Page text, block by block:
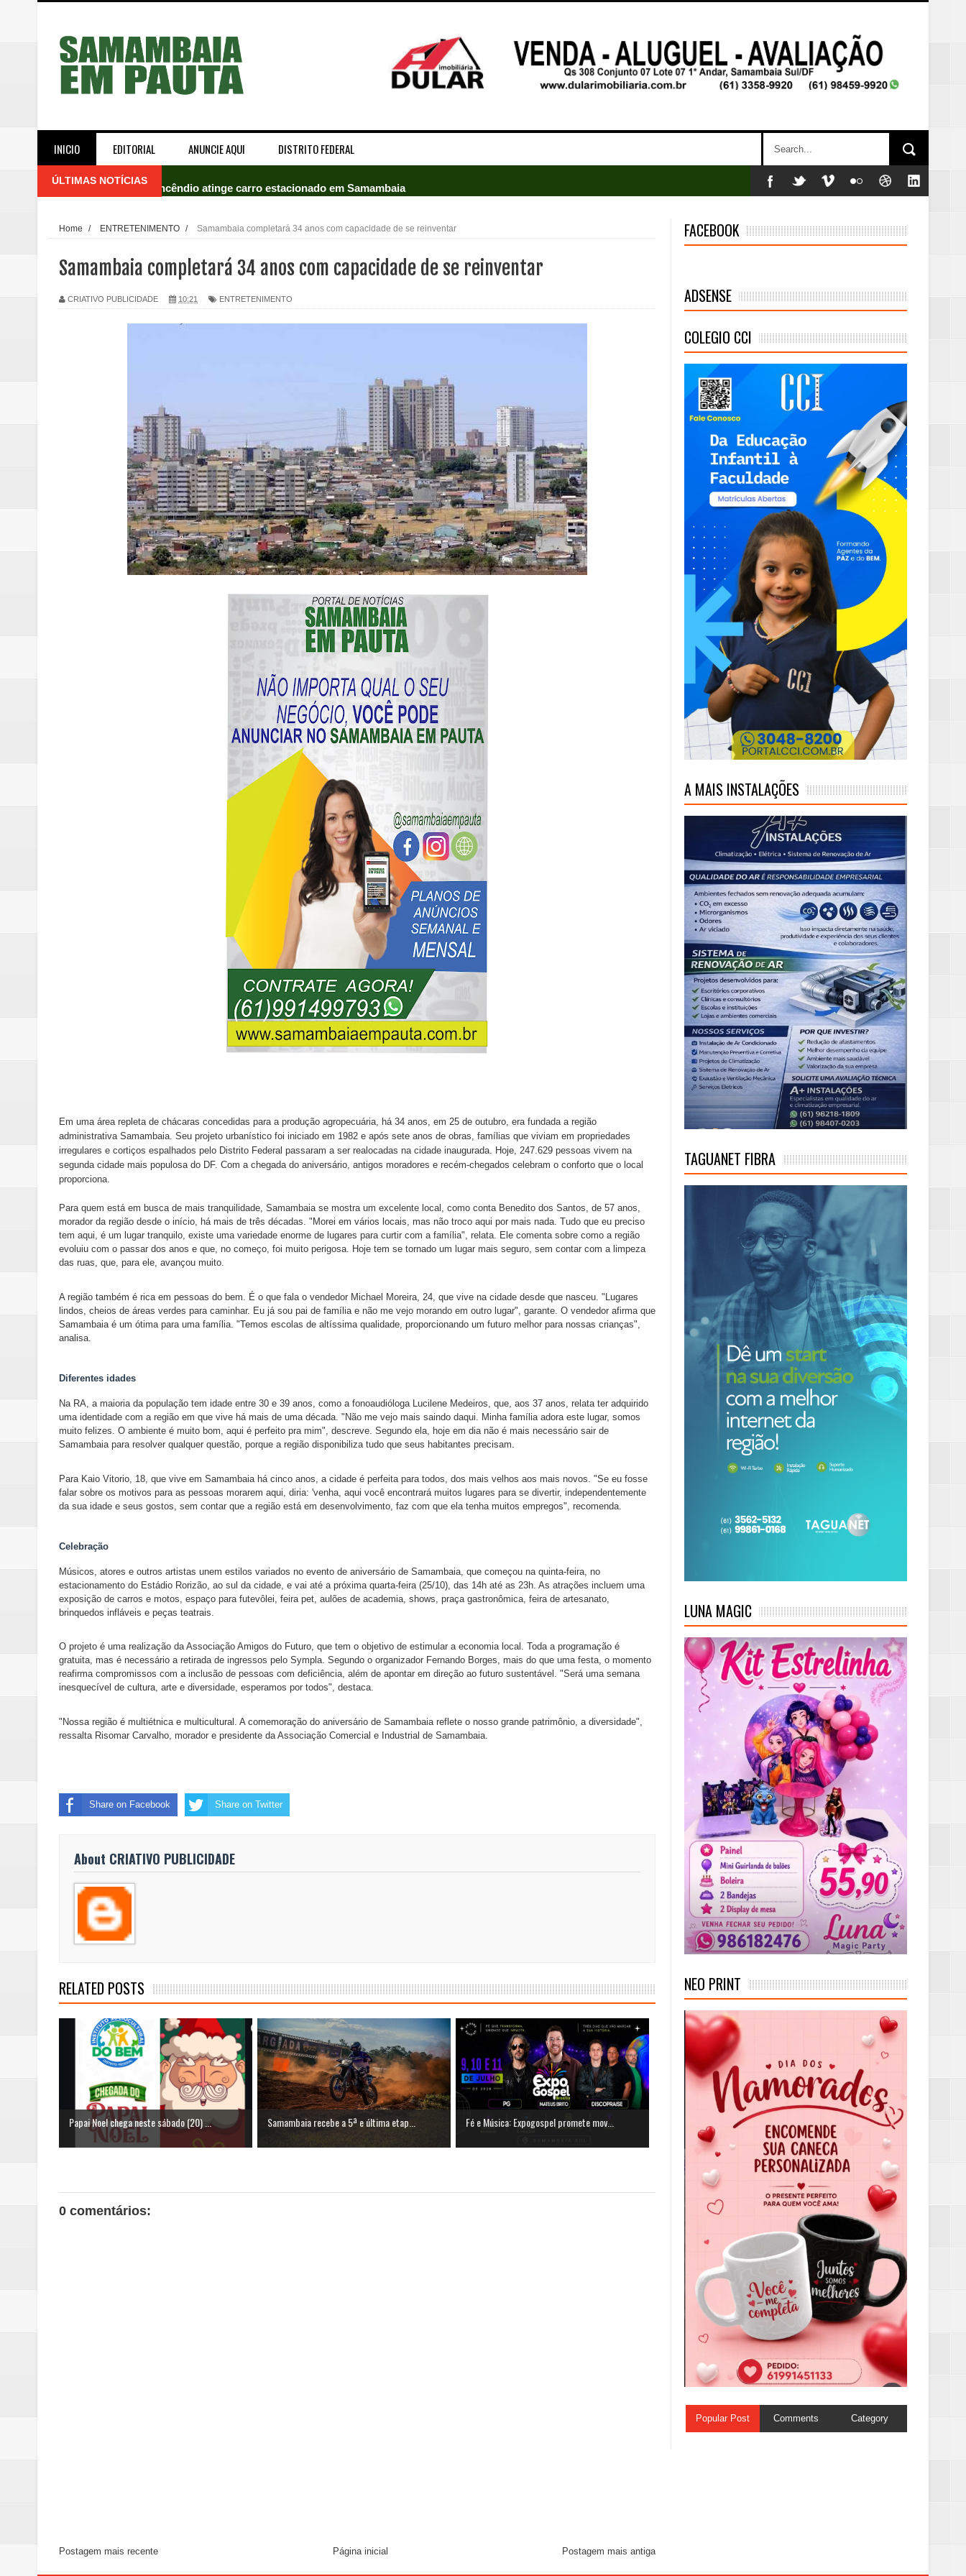
INICIO EDITORIAL ANUNCIE AQUI DISTRITO FEDERAL
ÚLTIMAS NOTÍCIAS Incêndio atinge carro estacionado em Samambaia
Agência do Trabalhador de Samambaia oferece 806 vagas de emprego nesta quinta-feira
Nova mistura de 32% de etanol altera dinâmica dos postos e exige atenção de motoristas de Samambaia
Campanha para Transplante do Padre Lucas de Samambaia entra em mês decisivo com 72% da meta alcançada
Relatório apontou riscos no aterro sanitário de Samambaia meses antes de morte de trabalhador
Renata D'Aguiar intensifica ações sociais e cobrança por melhorias em Samambaia
Moradores encontram quase 50 escorpiões em boca de lobo em Samambaia
Homem é socorrido após ser vítima de agressão em Samambaia
Moradora de Samambaia tem prisão preventiva decretada pela Justiça
Claudeci Luart surge como uma nova força e esperança para os feirantes do DF
Samambaia inicia campanha para atualizar vacinação de crianças e adolescentes
Morador de Samambaia morre após sofrer mal súbito
PL e Flávio Bolsonaro oficializam candidatura de Hamilton Tatu por Samambaia, Recanto das Emas e Água Quente
Trabalhador morre após ser atingido por trator em aterro de Samambaia
Laboratório de Vertentes Psy promove formação gratuita em Psytrance em Samambaia
PMDF resgata aves silvestres e autua cinco pessoas por crime ambiental em Samambaia
ROTAM apreende revólver com numeração suprimida e pistola 9mm em Samambaia
Home / ENTRETENIMENTO / Samambaia completará 34 anos com capacidade de se reinventar
Samambaia completará 34 anos com capacidade de se reinventar
CRIATIVO PUBLICIDADE 10:21 ENTRETENIMENTO
Em uma área repleta de chácaras concedidas para a produção agropecuária, há 34 anos, em 25 de outubro, era fundada a região
administrativa Samambaia. Seu projeto urbanístico foi iniciado em 1982 e após sete anos de obras, famílias que viviam em propriedades
irregulares e cortiços espalhados pelo Distrito Federal passaram a ser realocadas na cidade inaugurada. Hoje, 247.629 pessoas vivem na
segunda cidade mais populosa do DF. Com a chegada do aniversário, antigos moradores e recém-chegados celebram o conforto que o local
proporciona.
Para quem está em busca de mais tranquilidade, Samambaia se mostra um excelente local, como conta Benedito dos Santos, de 57 anos,
morador da região desde o início, há mais de três décadas. "Morei em vários locais, mas não troco aqui por mais nada. Tudo que eu preciso
tem aqui, é um lugar tranquilo, existe uma variedade enorme de lugares para curtir com a família", relata. Ele comenta sobre como a região
evoluiu com o passar dos anos e que, no começo, foi muito perigosa. Hoje tem se tornado um lugar mais seguro, sem contar com a limpeza
das ruas, que, para ele, avançou muito.
A região também é rica em pessoas do bem. É o que fala o vendedor Michael Moreira, 24, que vive na cidade desde que nasceu. "Lugares
lindos, cheios de áreas verdes para caminhar. Eu já sou pai de família e não me vejo morando em outro lugar", garante. O vendedor afirma que
Samambaia é um ótima para uma família. "Temos escolas de altíssima qualidade, proporcionando um futuro melhor para nossas crianças",
analisa.
Diferentes idades
Na RA, a maioria da população tem idade entre 30 e 39 anos, como a fonoaudióloga Lucilene Medeiros, que, aos 37 anos, relata ter adquirido
uma identidade com a região em que vive há mais de uma década. "Não me vejo mais saindo daqui. Minha família adora este lugar, somos
muito felizes. O ambiente é muito bom, aqui é perfeito pra mim", descreve. Segundo ela, hoje em dia não é mais necessário sair de
Samambaia para resolver qualquer questão, porque a região disponibiliza tudo que seus habitantes precisam.
Para Kaio Vitorio, 18, que vive em Samambaia há cinco anos, a cidade é perfeita para todos, dos mais velhos aos mais novos. "Se eu fosse
falar sobre os motivos para as pessoas morarem aqui, diria: 'venha, aqui você encontrará muitos lugares para se divertir, independentemente
da sua idade e seus gostos, sem contar que a região está em desenvolvimento, faz com que ela tenha muitos empregos", recomenda.
Celebração
Músicos, atores e outros artistas unem estilos variados no evento de aniversário de Samambaia, que começou na quinta-feira, no
estacionamento do Estádio Rorizão, ao sul da cidade, e vai até a próxima quarta-feira (25/10), das 14h até as 23h. As atrações incluem uma
exposição de carros e motos, espaço para futevôlei, feira pet, aulões de academia, shows, praça gastronômica, feira de artesanato,
brinquedos infláveis e peças teatrais.
O projeto é uma realização da Associação Amigos do Futuro, que tem o objetivo de estimular a economia local. Toda a programação é
gratuita, mas é necessário a retirada de ingressos pelo Sympla. Segundo o organizador Fernando Borges, mais do que uma festa, o momento
reafirma compromissos com a inclusão de pessoas com deficiência, além de apontar em direção ao futuro sustentável. "Será uma semana
inesquecível de cultura, arte e diversidade, esperamos por todos", destaca.
"Nossa região é multiétnica e multicultural. A comemoração do aniversário de Samambaia reflete o nosso grande patrimônio, a diversidade",
ressalta Risomar Carvalho, morador e presidente da Associação Comercial e Industrial de Samambaia.
Share on Facebook Share on Twitter
About CRIATIVO PUBLICIDADE
RELATED POSTS
Papai Noel chega neste sábado (20) ... Samambaia recebe a 5ª e última etap... Fé e Música: Expogospel promete mov...
0 comentários:
Postagem mais recente Postagem mais antiga
Página inicial
FACEBOOK
ADSENSE
COLEGIO CCI
A MAIS INSTALAÇÕES
TAGUANET FIBRA
LUNA MAGIC
NEO PRINT
Popular Post Comments Category